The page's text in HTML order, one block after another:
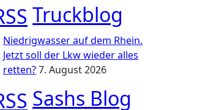
Truckblog
Niedrigwasser auf dem Rhein.
Jetzt soll der Lkw wieder alles
retten?7. August 2026
Sashs Blog